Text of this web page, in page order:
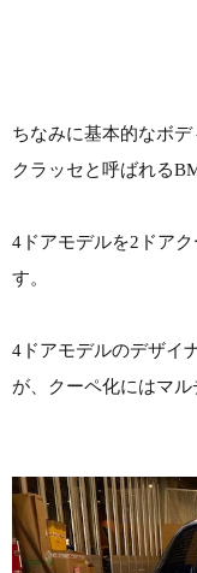
ちなみに基本的なボ
クラッセと呼ばれる
4ドアモデルを2ドア
す。
4ドアモデルのデザイ
が、クーペ化にはマル